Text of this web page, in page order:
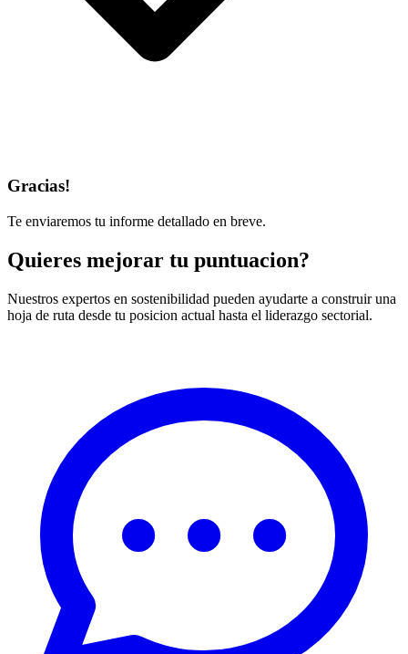
Gracias!
Te enviaremos tu informe detallado en breve.
Quieres mejorar tu puntuacion?
Nuestros expertos en sostenibilidad pueden ayudarte a construir una
hoja de ruta desde tu posicion actual hasta el liderazgo sectorial.